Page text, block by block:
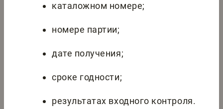
каталожном номере;
номере партии;
дате получения;
сроке годности;
результатах входного контроля.